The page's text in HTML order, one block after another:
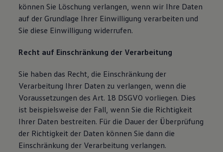
können Sie Löschung verlangen, wenn wir Ihre Daten
auf der Grundlage Ihrer Einwilligung verarbeiten und
Sie diese Einwilligung widerrufen.
Recht auf Einschränkung der Verarbeitung
Sie haben das Recht, die Einschränkung der
Verarbeitung Ihrer Daten zu verlangen, wenn die
Voraussetzungen des Art. 18 DSGVO vorliegen. Dies
ist beispielsweise der Fall, wenn Sie die Richtigkeit
Ihrer Daten bestreiten. Für die Dauer der Überprüfung
der Richtigkeit der Daten können Sie dann die
Einschränkung der Verarbeitung verlangen.